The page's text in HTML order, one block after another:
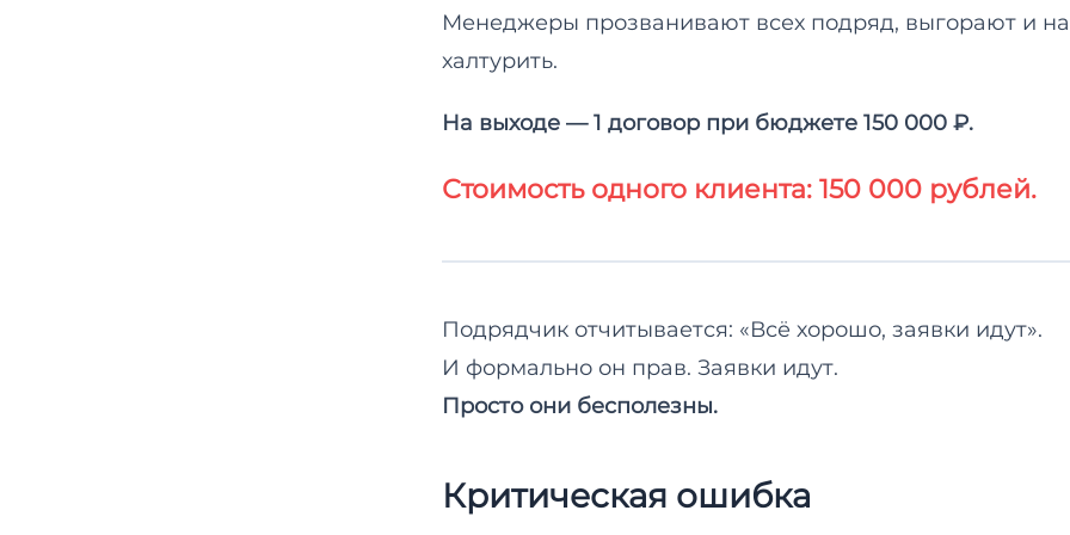
Менеджеры прозванивают всех подряд, выгорают и
халтурить.
На выходе — 1 договор при бюджете 150 000 ₽.
Стоимость одного клиента: 150 000 рублей.
Подрядчик отчитывается: «Всё хорошо, заявки идут».
И формально он прав. Заявки идут.
Просто они бесполезны.
Критическая ошибка